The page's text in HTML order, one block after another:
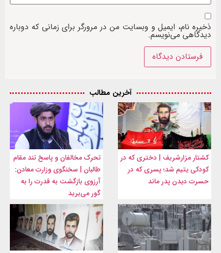
ذخیره نام، ایمیل و وبسایت من در مرورگر برای زمانی که دوباره
دیدگاهی می‌نویسم.
آخرین مطالب
کشتار مزارشریف | دختری که در
کودکی یتیم شد؛ پسری که در
حسرت دیدن پدر ماند
تحرک مخالفان و پاسخ تند مقام
طالبان | سخنگوی وزارت معادن:
آرزوی بازگشت به قدرت را به
گور می‌برید